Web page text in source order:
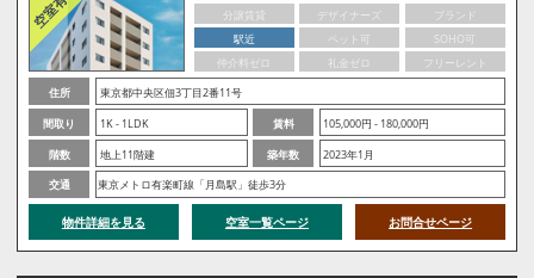
分譲賃貸
デザイナーズ
ブランド
駅近
ペット可
SOHO可
仲介料ゼロ
礼金ゼロ
フリーレント
住所
東京都中央区佃3丁目2番11号
間取り
1K - 1LDK 賃料
105,000円 - 180,000円
階数
地上11階建 築年数
2023年1月
交通
東京メトロ有楽町線「月島駅」徒歩3分
物件詳細を見る 空室一覧ページ お問合せページ